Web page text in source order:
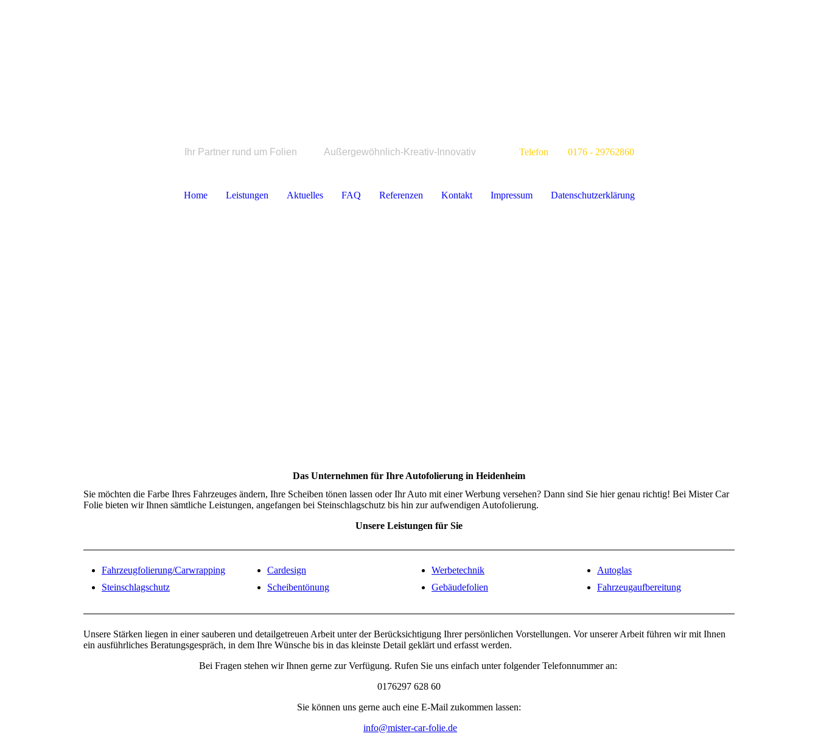
Ihr Partner rund um Folien Außergewöhnlich-Kreativ-Innovativ Telefon 0176 - 29762860
Home Leistungen Aktuelles FAQ Referenzen Kontakt Impressum Datenschutzerklärung
Das Unternehmen für Ihre Autofolierung in Heidenheim
Sie möchten die Farbe Ihres Fahrzeuges ändern, Ihre Scheiben tönen lassen oder Ihr Auto mit einer Werbung versehen? Dann sind Sie hier genau richtig! Bei Mister Car
Folie bieten wir Ihnen sämtliche Leistungen, angefangen bei Steinschlagschutz bis hin zur aufwendigen Autofolierung.
Unsere Leistungen für Sie
Fahrzeugfolierung/Carwrapping
Steinschlagschutz
Cardesign
Scheibentönung
Werbetechnik
Gebäudefolien
Autoglas
Fahrzeugaufbereitung
Unsere Stärken liegen in einer sauberen und detailgetreuen Arbeit unter der Berücksichtigung Ihrer persönlichen Vorstellungen. Vor unserer Arbeit führen wir mit Ihnen
ein ausführliches Beratungsgespräch, in dem Ihre Wünsche bis in das kleinste Detail geklärt und erfasst werden.
Bei Fragen stehen wir Ihnen gerne zur Verfügung. Rufen Sie uns einfach unter folgender Telefonnummer an:
0176297 628 60
Sie können uns gerne auch eine E-Mail zukommen lassen:
info@mister-car-folie.de